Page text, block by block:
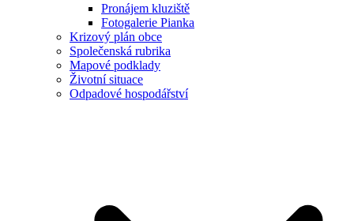
Pronájem kluziště
Fotogalerie Pianka
Krizový plán obce
Společenská rubrika
Mapové podklady
Životní situace
Odpadové hospodářství